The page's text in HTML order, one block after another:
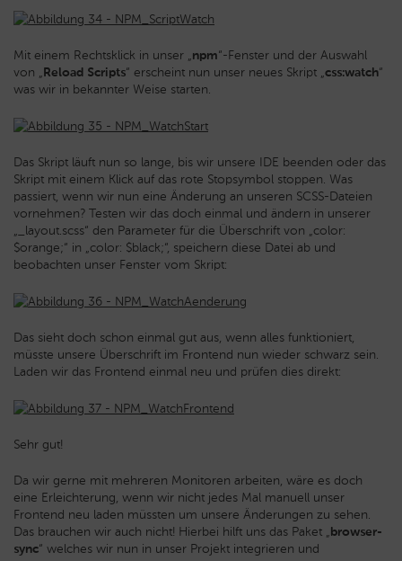
Mit einem Rechtsklick in unser „npm“-Fenster und der Auswahl
von „Reload Scripts“ erscheint nun unser neues Skript „css:watch“
was wir in bekannter Weise starten.
Das Skript läuft nun so lange, bis wir unsere IDE beenden oder das
Skript mit einem Klick auf das rote Stopsymbol stoppen. Was
passiert, wenn wir nun eine Änderung an unseren SCSS-Dateien
vornehmen? Testen wir das doch einmal und ändern in unserer
„_layout.scss“ den Parameter für die Überschrift von „color:
$orange;“ in „color: $black;“, speichern diese Datei ab und
beobachten unser Fenster vom Skript:
Das sieht doch schon einmal gut aus, wenn alles funktioniert,
müsste unsere Überschrift im Frontend nun wieder schwarz sein.
Laden wir das Frontend einmal neu und prüfen dies direkt:
Sehr gut!
Da wir gerne mit mehreren Monitoren arbeiten, wäre es doch
eine Erleichterung, wenn wir nicht jedes Mal manuell unser
Frontend neu laden müssten um unsere Änderungen zu sehen.
Das brauchen wir auch nicht! Hierbei hilft uns das Paket „browser-
sync“ welches wir nun in unser Projekt integrieren und